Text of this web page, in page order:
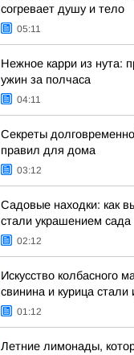
согревает душу и тело
05:11
Нежное карри из нута:
ужин за полчаса
04:11
Секреты
правил для дома
03:12
Садовые находки: как
стали украшением сада
02:12
Искусство колбасного
свинина и курица
01:12
Летние лимонады,